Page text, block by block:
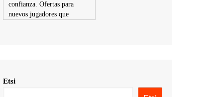
confianza. Ofertas para
nuevos jugadores que
metodos de pago,
Etsi